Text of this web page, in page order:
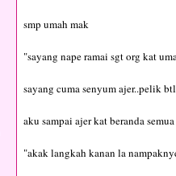
smp umah mak
"sayang nape ramai sgt org kat
sayang cuma senyum ajer..pelik
aku sampai ajer kat beranda
"akak langkah kanan la